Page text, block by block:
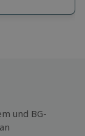
und BG-